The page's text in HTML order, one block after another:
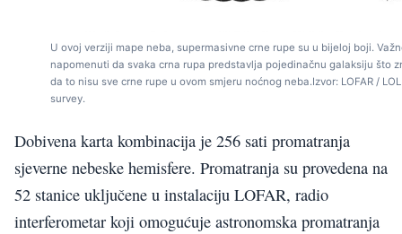
U ovoj verziji mape neba, supermasivne crne rupe su u bijeloj boji.
napomenuti da svaka crna rupa predstavlja pojedinačnu galaksiju što
da to nisu sve crne rupe u ovom smjeru noćnog neba.Izvor: LOFAR / LOL
survey.
Dobivena karta kombinacija je 256 sati promatranja
sjeverne nebeske hemisfere. Promatranja su provedena na
52 stanice uključene u instalaciju LOFAR, radio
interferometar koji omogućuje astronomska promatranja